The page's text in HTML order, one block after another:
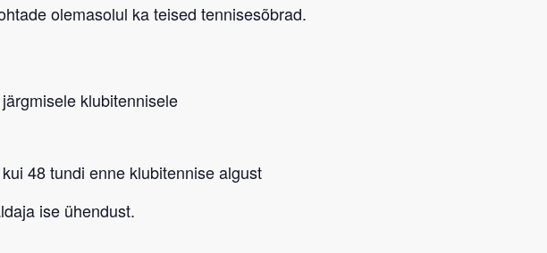
olemasolul ka teised tennisesõbrad.
järgmisele klubitennisele
48 tundi enne klubitennise algust
ise ühendust.